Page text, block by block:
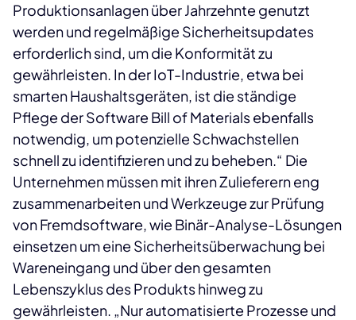
Produktionsanlagen über Jahrzehnte genutzt
werden und regelmäßige Sicherheitsupdates
erforderlich sind, um die Konformität zu
gewährleisten. In der IoT-Industrie, etwa bei
smarten Haushaltsgeräten, ist die ständige
Pflege der Software Bill of Materials ebenfalls
notwendig, um potenzielle Schwachstellen
schnell zu identifizieren und zu beheben.“ Die
Unternehmen müssen mit ihren Zulieferern eng
zusammenarbeiten und Werkzeuge zur Prüfung
von Fremdsoftware, wie Binär-Analyse-Lösungen
einsetzen um eine Sicherheitsüberwachung bei
Wareneingang und über den gesamten
Lebenszyklus des Produkts hinweg zu
gewährleisten. „Nur automatisierte Prozesse und